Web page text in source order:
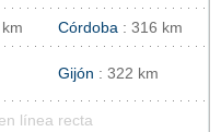
Córdoba : 316 km
Gijón : 322 km
línea recta